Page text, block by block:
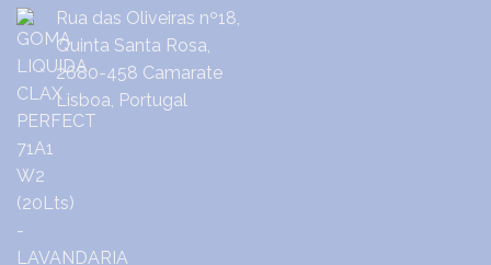
Rua das Oliveiras nº18,
Quinta Santa Rosa,
2680-458 Camarate
Lisboa, Portugal